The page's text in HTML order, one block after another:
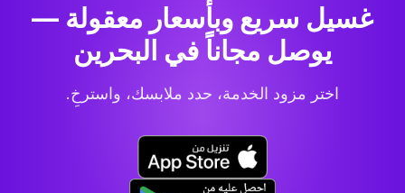
غسيل سريع وبأسعار معقولة —
يوصل مجاناً في البحرين
اختر مزود الخدمة، حدد ملابسك، واسترخِ.